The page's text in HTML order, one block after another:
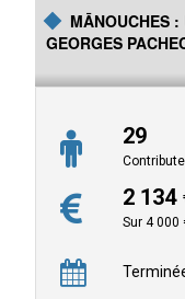
MĀNOUCHES
GEORGES
29
2 134
Sur 4 000